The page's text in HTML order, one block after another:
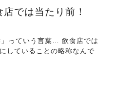
では当たり前！
っていう言葉… 飲食店では
していることの略称なんで